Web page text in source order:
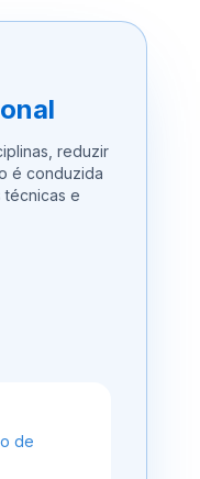
reduzir
é conduzida
técnicas e
de